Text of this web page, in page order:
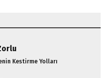
Kestirme Yolları